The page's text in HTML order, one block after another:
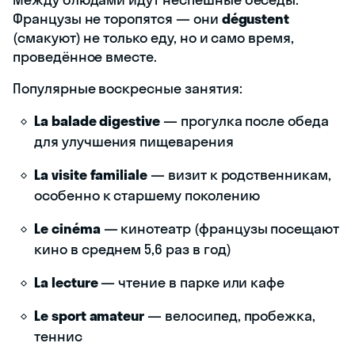
Французы не торопятся — они dégustent
(смакуют) не только еду, но и само время,
проведённое вместе.
Популярные воскресные занятия:
La balade digestive— прогулка после обеда
для улучшения пищеварения
La visite familiale— визит к родственникам,
особенно к старшему поколению
Le cinéma— кинотеатр (французы посещают
кино в среднем 5,6 раз в год)
La lecture— чтение в парке или кафе
Le sport amateur— велосипед, пробежка,
теннис